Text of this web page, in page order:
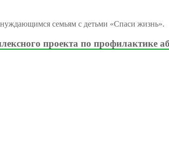
семьям с детьми «Спаси жизнь».
проекта по профилактике